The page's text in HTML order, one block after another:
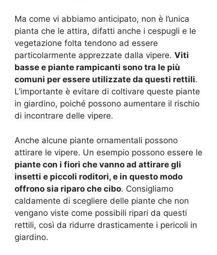
Ma come vi abbiamo anticipato, non è l’unica
pianta che le attira, difatti anche i cespugli e le
vegetazione folta tendono ad essere
particolarmente apprezzate dalla vipere. Viti
basse e piante rampicanti sono tra le più
comuni per essere utilizzate da questi rettili.
L’importante è evitare di coltivare queste piante
in giardino, poiché possono aumentare il rischio
di incontrare delle vipere.
Anche alcune piante ornamentali possono
attirare le vipere. Un esempio possono essere le
piante con i fiori che vanno ad attirare gli
insetti e piccoli roditori, e in questo modo
offrono sia riparo che cibo. Consigliamo
caldamente di scegliere delle piante che non
vengano viste come possibili ripari da questi
rettili, così da ridurre drasticamente i pericoli in
giardino.